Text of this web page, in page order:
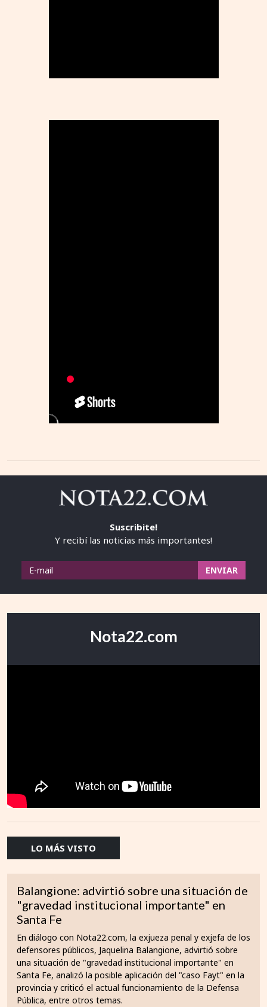
Suscribite!
Y recibí las noticias más importantes!
Nota22.com
LO MÁS VISTO
Balangione: advirtió sobre una situación de
"gravedad institucional importante" en
Santa Fe
En diálogo con Nota22.com, la exjueza penal y exjefa de los
defensores públicos, Jaquelina Balangione, advirtió sobre
una situación de "gravedad institucional importante" en
Santa Fe, analizó la posible aplicación del "caso Fayt" en la
provincia y criticó el actual funcionamiento de la Defensa
Pública, entre otros temas.